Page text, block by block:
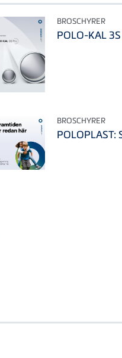
BROSCHYRER
POLO-KAL
BROSCHYRER